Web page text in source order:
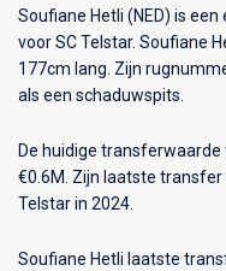
Soufiane Hetli (NED) is
voorSC Telstar. Soufiane
177cm lang. Zijn
als een schaduwspits.
De huidige transferwaarde
€0.6M. Zijn laatste
Telstar in 2024.
Soufiane Hetli laatste